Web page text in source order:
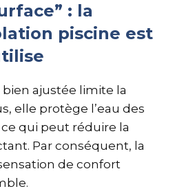
: la
piscine est
bien ajustée limite la
elle protège l’eau des
qui peut réduire la
Par conséquent, la
de confort